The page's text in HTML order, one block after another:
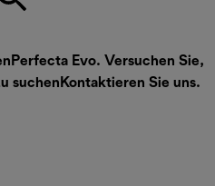
Evo. Versuchen Sie,
suchen Kontaktieren Sie uns.